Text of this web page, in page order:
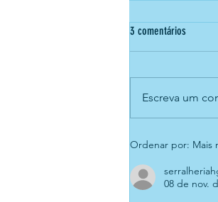
3 comentários
Escreva um
Ordenar por: Mais
08 de nov.